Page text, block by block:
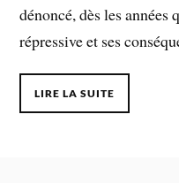
dénoncé, dès les
répressive et ses
LIRE LA SUITE